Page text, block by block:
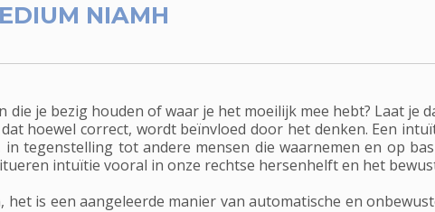
NIAMH
die je bezig houden of waar je het moeilijk mee hebt? Laat je
hoewel correct, wordt beïnvloed door het denken. Een
tegenstelling tot andere mensen die waarnemen en op
intuïtie vooral in onze rechtse hersenhelft en het
is een aangeleerde manier van automatische en